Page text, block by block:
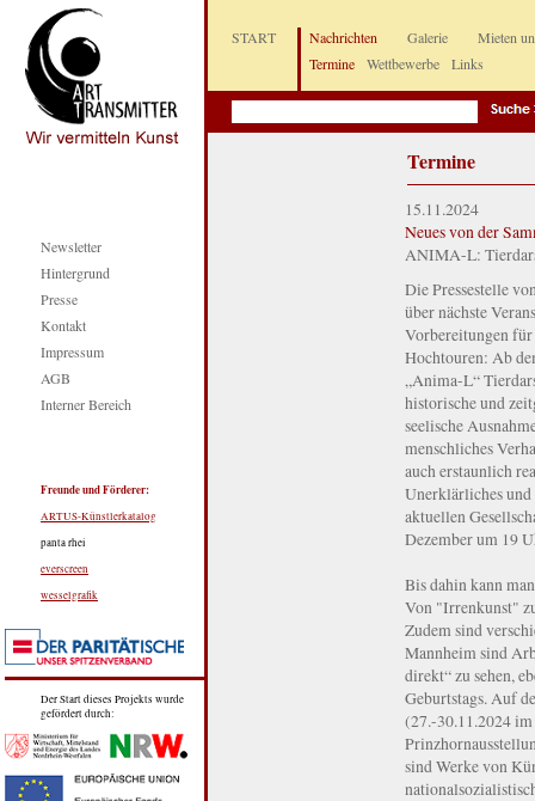
Newsletter
Hintergrund
Presse
Kontakt
Impressum
AGB
Interner Bereich
Freunde und Förderer:
ARTUS-Künstlerkatalog
panta rhei
everscreen
wesselgrafik
Der Start dieses Projekts wurde
gefördert durch:
START
Nachrichten
Termine
Wettbewerbe Links
Galerie Mieten
Termine
15.11.2024
Neues von der
ANIMA-L:
Die Pressestelle
über nächste
Vorbereitungen für
Hochtouren: Ab
„Anima-L“
historische und
seelische
menschliches
auch erstaunlich
Unerklärliches
aktuellen
Dezember um 19
Bis dahin kann
Von "Irrenkunst"
Zudem sind
Mannheim sind
direkt“ zu sehen,
Geburtstags. Auf
(27.-30.11.2024
sind Werke von